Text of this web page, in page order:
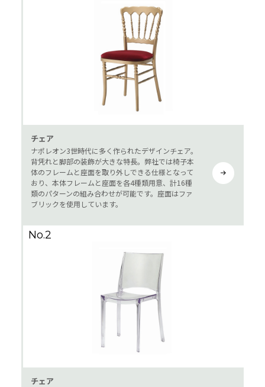
チェア
ナポレオン3世時代に多く作られたデザインチェア。
背凭れと脚部の装飾が大きな特長。弊社では椅子本
体のフレームと座面を取り外しできる仕様となって
おり、本体フレームと座面を各4種類用意、計16種
類のパターンの組み合わせが可能です。座面はファ
ブリックを使用しています。
No.2
チェア